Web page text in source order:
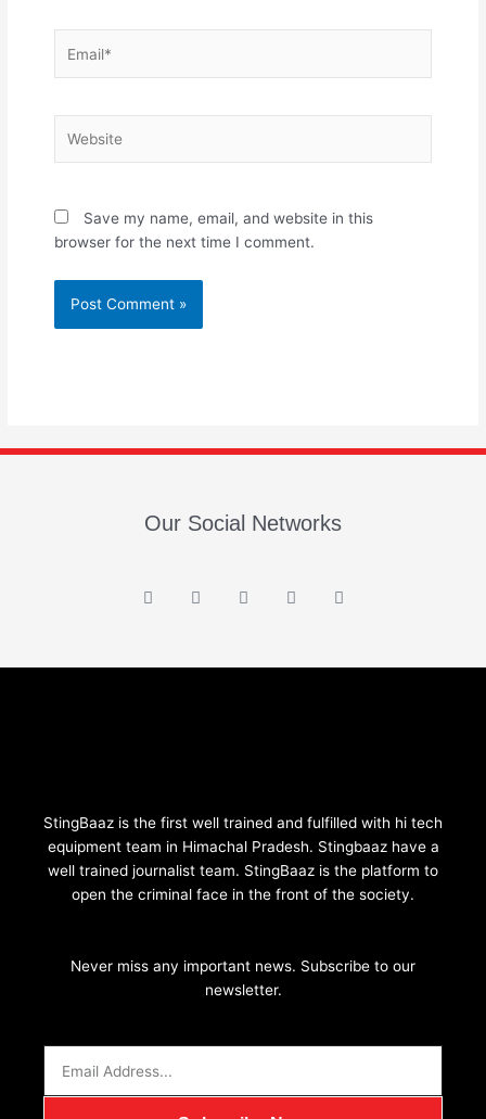
Save my name, email, and website in this
browser for the next time I comment.
Our Social Networks
F
a
o
I
n
g
Y
o
b
T
w
e
E
n
o
StingBaaz is the first well trained and fulfilled with hi tech
equipment team in Himachal Pradesh. Stingbaaz have a
well trained journalist team. StingBaaz is the platform to
open the criminal face in the front of the society.
Never miss any important news. Subscribe to our
newsletter.